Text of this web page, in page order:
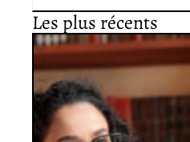
Les plus récents